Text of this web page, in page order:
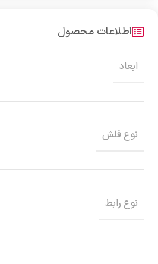
اطلاعات محصول
ابعاد
نوع فلش
نوع رابط